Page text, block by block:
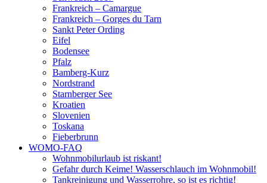
Frankreich – Camargue
Frankreich – Gorges du Tarn
Sankt Peter Ording
Eifel
Bodensee
Pfalz
Bamberg-Kurz
Nordstrand
Starnberger See
Kroatien
Slovenien
Toskana
Fieberbrunn
WOMO-FAQ
Wohnmobilurlaub ist riskant!
Gefahr durch Keime! Wasserschlauch im Wohnmobil!
Tankreinigung und Wasserrohre, so ist es richtig!